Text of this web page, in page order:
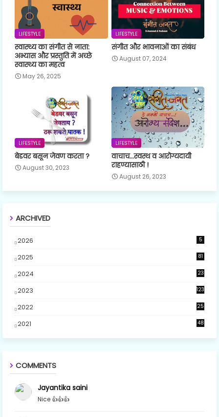
LIFESTYLE
स्वास्थ्य का संगीत से नाता:
अभ्यास और प्रस्तुति में अच्छे
स्वास्थ्य का महत्व
May 26, 2025
LIFESTYLE
संगीत और भावनाओं का संबंध
August 07, 2024
LIFESTYLE
बेडवर बसून जेवण करता ?
August 30, 2023
LIFESTYLE
वाचाच...स्वस्थ व आरोग्यदायी
राहण्यासाठी !
August 26, 2023
ARCHIVED
2026 5
2025 81
2024
23
2023 123
2022 25
2021 48
COMMENTS
Jayantika saini
Nice 👍👍👍